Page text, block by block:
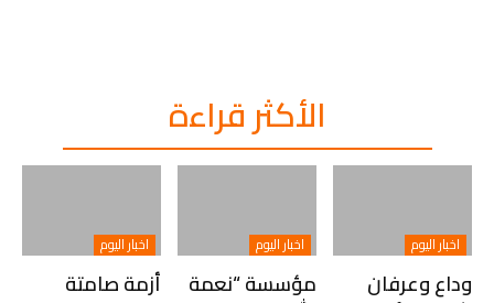
الأكثر قراءة
اخبار اليوم
وداع وعرفان
اخبار اليوم
مؤسسة “نعمة
اخبار اليوم
أزمة صامتة